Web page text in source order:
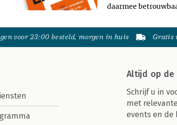
daarmee
voor 23:00 besteld, morgen in huis Gratis
Altijd op de
Schrijf u in
met
events en de